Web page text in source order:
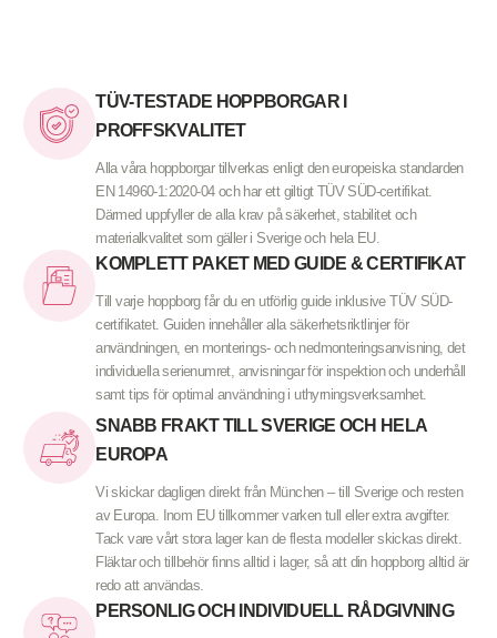
TÜV-TESTADE HOPPBORGAR I
PROFFSKVALITET
Alla våra hoppborgar tillverkas enligt den europeiska standarden
EN 14960-1:2020-04 och har ett giltigt TÜV SÜD-certifikat.
Därmed uppfyller de alla krav på säkerhet, stabilitet och
materialkvalitet som gäller i Sverige och hela EU.
KOMPLETT PAKET MED GUIDE & CERTIFIKAT
Till varje hoppborg får du en utförlig guide inklusive TÜV SÜD-
certifikatet. Guiden innehåller alla säkerhetsriktlinjer för
användningen, en monterings- och nedmonteringsanvisning, det
individuella serienumret, anvisningar för inspektion och underhåll
samt tips för optimal användning i uthyrningsverksamhet.
SNABB FRAKT TILL SVERIGE OCH HELA
EUROPA
Vi skickar dagligen direkt från München – till Sverige och resten
av Europa. Inom EU tillkommer varken tull eller extra avgifter.
Tack vare vårt stora lager kan de flesta modeller skickas direkt.
Fläktar och tillbehör finns alltid i lager, så att din hoppborg alltid är
redo att användas.
PERSONLIG OCH INDIVIDUELL RÅDGIVNING